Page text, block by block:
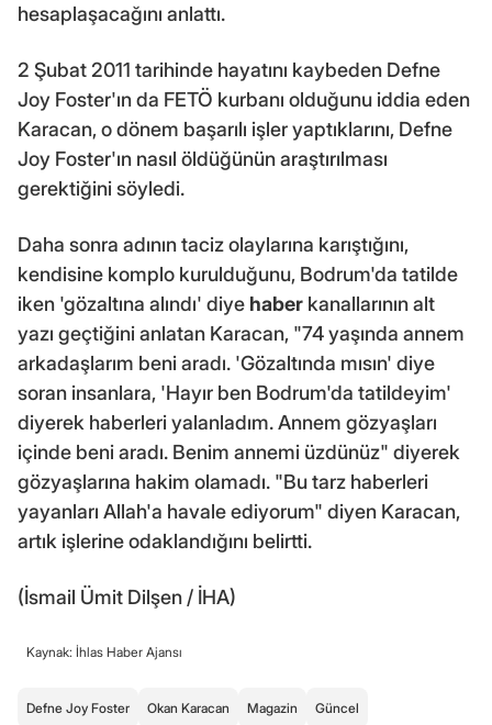
hesaplaşacağını anlattı.
2 Şubat 2011 tarihinde hayatını kaybeden Defne
Joy Foster'ın da FETÖ kurbanı olduğunu iddia eden
Karacan, o dönem başarılı işler yaptıklarını, Defne
Joy Foster'ın nasıl öldüğünün araştırılması
gerektiğini söyledi.
Daha sonra adının taciz olaylarına karıştığını,
kendisine komplo kurulduğunu, Bodrum'da tatilde
iken 'gözaltına alındı' diye haber kanallarının alt
yazı geçtiğini anlatan Karacan, "74 yaşında annem
arkadaşlarım beni aradı. 'Gözaltında mısın' diye
soran insanlara, 'Hayır ben Bodrum'da tatildeyim'
diyerek haberleri yalanladım. Annem gözyaşları
içinde beni aradı. Benim annemi üzdünüz" diyerek
gözyaşlarına hakim olamadı. "Bu tarz haberleri
yayanları Allah'a havale ediyorum" diyen Karacan,
artık işlerine odaklandığını belirtti.
(İsmail Ümit Dilşen / İHA)
Kaynak: İhlas Haber Ajansı
Defne Joy Foster Okan Karacan Magazin Güncel